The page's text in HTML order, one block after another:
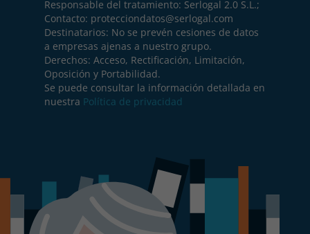
Responsable del tratamiento: Serlogal 2.0 S.L.;
Contacto: protecciondatos@serlogal.com
Destinatarios: No se prevén cesiones de datos
a empresas ajenas a nuestro grupo.
Derechos: Acceso, Rectificación, Limitación,
Oposición y Portabilidad.
Se puede consultar la información detallada en
nuestra Política de privacidad